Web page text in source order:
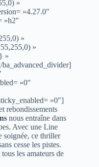
»
»4.27.0″
»h2″
»
»
»
»0″
»0″]
rebondissements
nous entraîne dans
Avec une Line
soignée, ce thriller
cesse les pistes.
les amateurs de